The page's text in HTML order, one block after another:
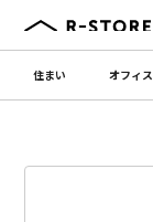
住まい オフィス